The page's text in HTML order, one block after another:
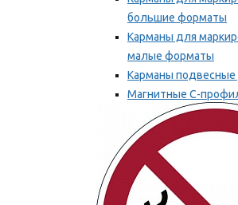
большие форматы
Карманы для
малые форматы
Карманы подвесные
Магнитные С-
Напольная
Мы рекомендуем